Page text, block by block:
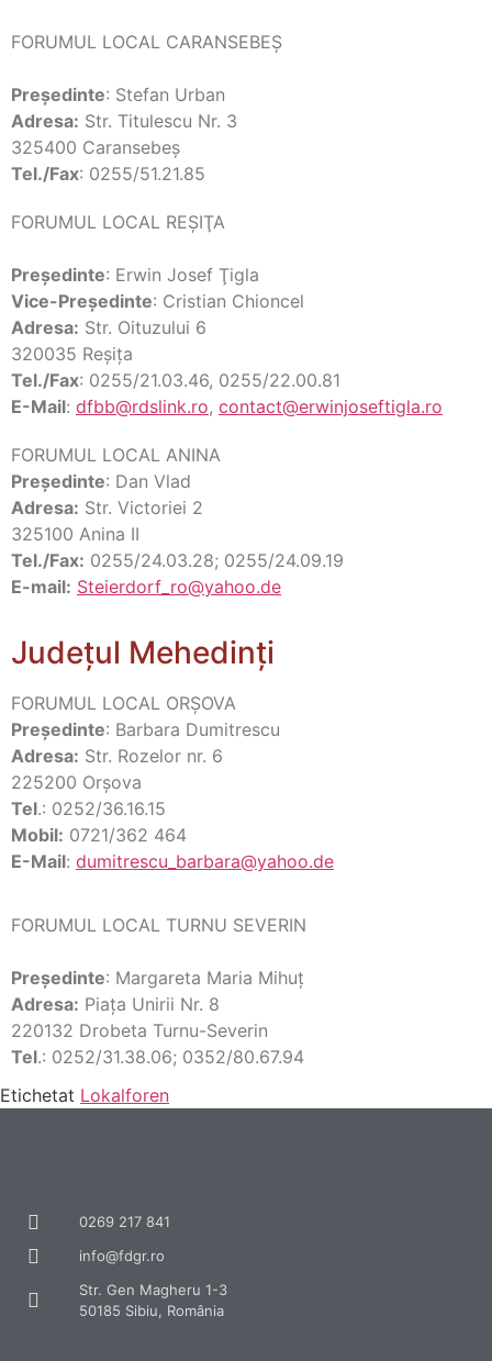
FORUMUL LOCAL CARANSEBEŞ
Preşedinte: Stefan Urban
Adresa: Str. Titulescu Nr. 3
325400 Caransebeş
Tel./Fax: 0255/51.21.85
FORUMUL LOCAL REŞIŢA
Preşedinte: Erwin Josef Ţigla
Vice-Preşedinte: Cristian Chioncel
Adresa: Str. Oituzului 6
320035 Reşiţa
Tel./Fax: 0255/21.03.46, 0255/22.00.81
E-Mail: dfbb@rdslink.ro, contact@erwinjoseftigla.ro
FORUMUL LOCAL ANINA
Preşedinte: Dan Vlad
Adresa: Str. Victoriei 2
325100 Anina II
Tel./Fax: 0255/24.03.28; 0255/24.09.19
E-mail: Steierdorf_ro@yahoo.de
Județul Mehedinți
FORUMUL LOCAL ORŞOVA
Preşedinte: Barbara Dumitrescu
Adresa: Str. Rozelor nr. 6
225200 Orşova
Tel.: 0252/36.16.15
Mobil: 0721/362 464
E-Mail: dumitrescu_barbara@yahoo.de
FORUMUL LOCAL TURNU SEVERIN
Preşedinte: Margareta Maria Mihuţ
Adresa: Piaţa Unirii Nr. 8
220132 Drobeta Turnu-Severin
Tel.: 0252/31.38.06; 0352/80.67.94
Etichetat Lokalforen
0269 217 841
info@fdgr.ro
Str. Gen Magheru 1-3
50185 Sibiu, România